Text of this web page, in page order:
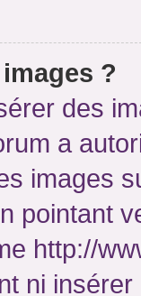
?
des
a
images
pointant
http://
ni